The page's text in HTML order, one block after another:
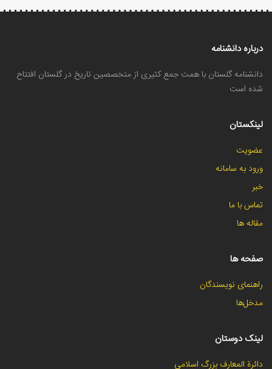
درباره دانشنامه
دانشنامه گلستان با همت جمع کثیری از متخصصین تاریخ در گلستان افتتاح
شده است
لینکستان
عضویت
ورود به سامانه
خبر
تماس با ما
مقاله ها
صفحه ها
راهنمای نویسندگان
مدخل‌ها
لینک دوستان
دائرة المعارف بزرگ اسلامی